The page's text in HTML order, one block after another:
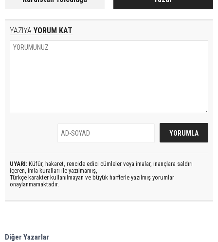
YAZIYA YORUM KAT
UYARI: Küfür, hakaret, rencide edici cümleler veya imalar, inançlara saldırı
içeren, imla kuralları ile yazılmamış,
Türkçe karakter kullanılmayan ve büyük harflerle yazılmış yorumlar
onaylanmamaktadır.
Diğer Yazarlar